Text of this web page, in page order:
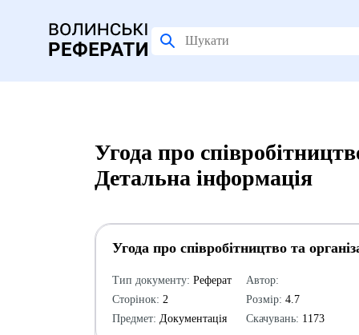
Угода про
Детальна інформація
Угода про співробітництво та
Тип документу: Реферат
Сторінок: 2
Предмет: Документація
Автор:
Розмір: 4.7
Скачувань: 1173